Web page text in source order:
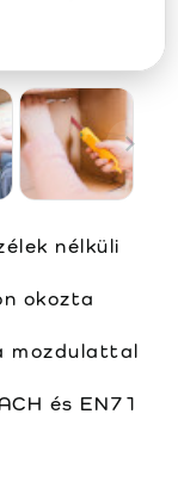
nélküli
okozta
mozdulattal
és EN71